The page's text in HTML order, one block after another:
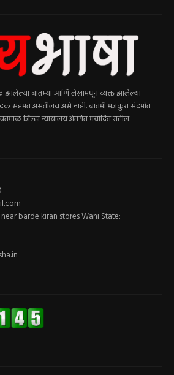
झालेल्या बातम्या आणि लेखामधून व्यक्त झालेल्या
सहमत असतीलच असे नाही. बातमी मजकुरा संदर्भात
जिल्हा न्यायालय अंतर्गत मर्यादित राहील.
barde kiran stores Wani State: